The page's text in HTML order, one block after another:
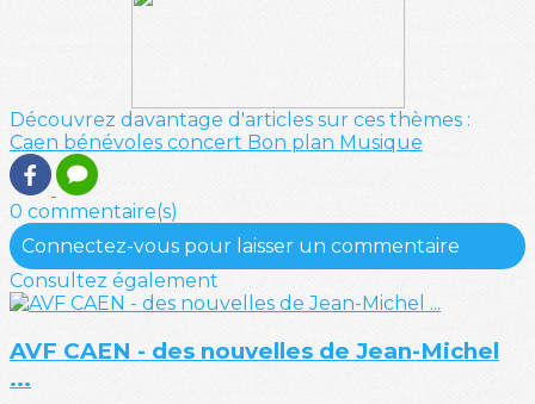
Découvrez davantage d'articles sur ces thèmes :
Caen bénévoles concert Bon plan Musique
0 commentaire(s)
Connectez-vous pour laisser un commentaire
Consultez également
AVF CAEN - des nouvelles de Jean-Michel
...